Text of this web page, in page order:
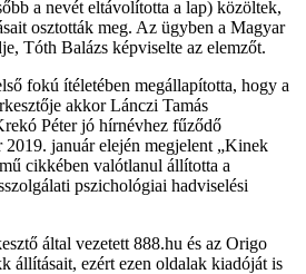
a nevét eltávolította a lap) közöltek,
osztották meg. Az ügyben a Magyar
Tóth Balázs képviselte az elemzőt.
fokú ítéletében megállapította, hogy a
akkor Lánczi Tamás
Péter jó hírnévhez fűződő
január elején megjelent „Kinek
cikkében valótlanul állította a
pszichológiai hadviselési
által vezetett 888.hu és az Origo
állításait, ezért ezen oldalak kiadóját is